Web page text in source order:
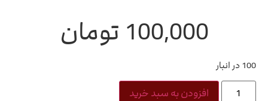
100,000 تومان
100 در انبار
افزودن به سبد خرید